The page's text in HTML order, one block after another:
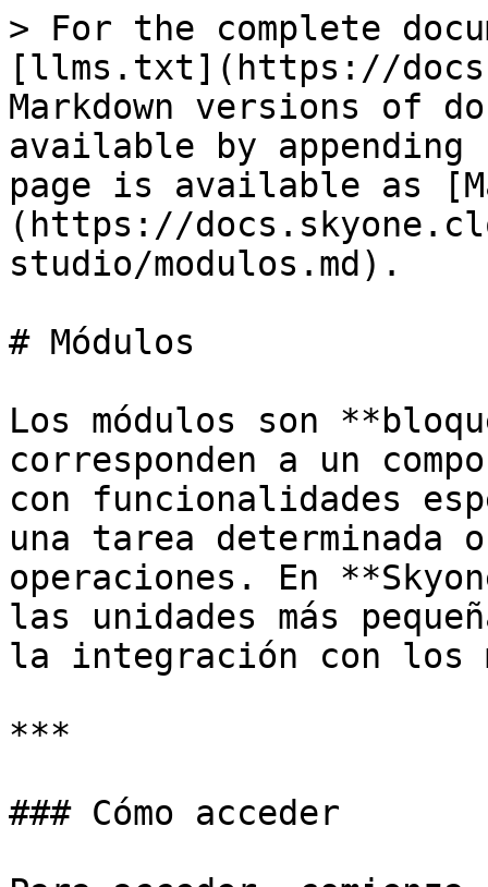
> For the complete
[llms.txt](https://
Markdown versions of
available by
page is available as
(https://
studio/modulos.md).
# Módulos
Los módulos son
corresponden a un
con funcionalidades
una tarea determinada
operaciones. En
las unidades más
la integración con los
***
### Cómo acceder